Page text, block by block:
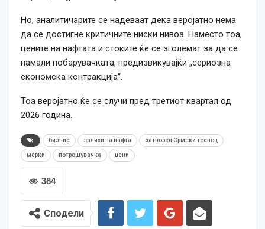
Но, аналитичарите се надеваат дека веројатно нема
да се достигне критичните ниски нивоа. Наместо тоа,
цените на нафтата и стоките ќе се зголемат за да се
намали побарувачката, предизвикувајќи „сериозна
економска контракција“.
Тоа веројатно ќе се случи пред третиот квартал од
2026 година.
бизнис залихи на нафта затворен Ормски теснец
мерки потрошувачка цени
384
Сподели